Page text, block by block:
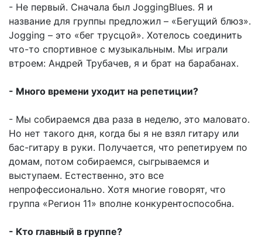
- Не первый. Сначала был JoggingBlues. Я и
название для группы предложил – «Бегущий блюз».
Jogging – это «бег трусцой». Хотелось соединить
что-то спортивное с музыкальным. Мы играли
втроем: Андрей Трубачев, я и брат на барабанах.
- Много времени уходит на репетиции?
- Мы собираемся два раза в неделю, это маловато.
Но нет такого дня, когда бы я не взял гитару или
бас-гитару в руки. Получается, что репетируем по
домам, потом собираемся, сыгрываемся и
выступаем. Естественно, это все
непрофессионально. Хотя многие говорят, что
группа «Регион 11» вполне конкурентоспособна.
- Кто главный в группе?